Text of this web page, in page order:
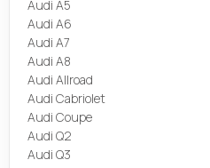
Audi A5
Audi A6
Audi A7
Audi A8
Audi Allroad
Audi Cabriolet
Audi Coupe
Audi Q2
Audi Q3